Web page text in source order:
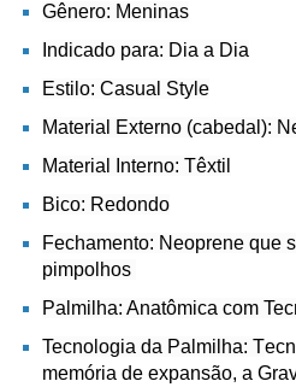
Gênero: Meninas
Indicado para: Dia a Dia
Estilo: Casual Style
Material Externo (cabedal):
Material Interno: Têxtil
Bico: Redondo
Fechamento: Neoprene que
pimpolhos
Palmilha: Anatômica com
Tecnologia da Palmilha: T
memória de expansão, a